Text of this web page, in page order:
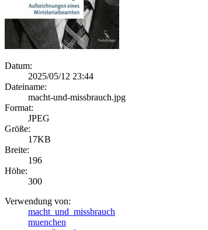
Datum:
2025/05/12 23:44
Dateiname:
macht-und-missbrauch.jpg
Format:
JPEG
Größe:
17KB
Breite:
196
Höhe:
300
Verwendung von:
macht_und_missbrauch
muenchen